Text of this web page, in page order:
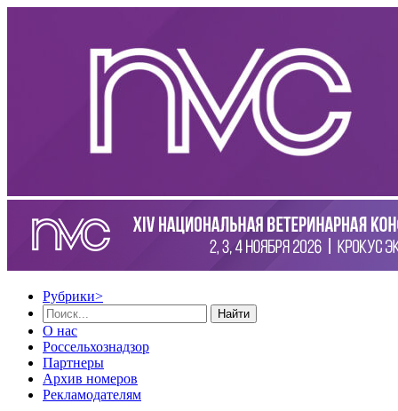
Рубрики>
Найти
О нас
Россельхознадзор
Партнеры
Архив номеров
Рекламодателям